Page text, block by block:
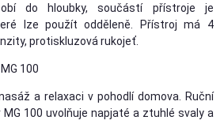
do hloubky, součástí přístroje je
lze použít odděleně. Přístroj má 4
protiskluzová rukojeť.
100
a relaxaci v pohodlí domova. Ruční
100 uvolňuje napjaté a ztuhlé svaly a